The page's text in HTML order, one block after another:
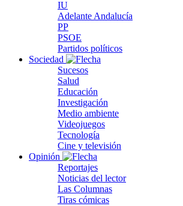
IU
Adelante Andalucía
PP
PSOE
Partidos políticos
Sociedad
Sucesos
Salud
Educación
Investigación
Medio ambiente
Videojuegos
Tecnología
Cine y televisión
Opinión
Reportajes
Noticias del lector
Las Columnas
Tiras cómicas